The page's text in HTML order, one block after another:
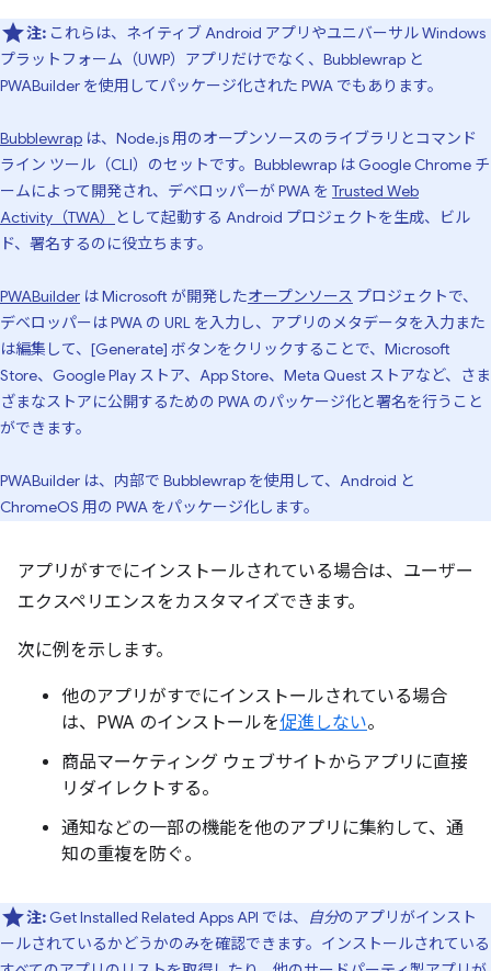
注: これらは、ネイティブ Android アプリやユニバーサル Windows
プラットフォーム（UWP）アプリだけでなく、Bubblewrap と
PWABuilder を使用してパッケージ化された PWA でもあります。
Bubblewrap は、Node.js 用のオープンソースのライブラリとコマンド
ライン ツール（CLI）のセットです。Bubblewrap は Google Chrome チ
ームによって開発され、デベロッパーが PWA を Trusted Web
Activity（TWA）
として起動する Android プロジェクトを生成、ビル
ド、署名するのに役立ちます。
PWABuilder は Microsoft が開発したオープンソース プロジェクトで、
デベロッパーは PWA の URL を入力し、アプリのメタデータを入力また
は編集して、[Generate] ボタンをクリックすることで、Microsoft
Store、Google Play ストア、App Store、Meta Quest ストアなど、さま
ざまなストアに公開するための PWA のパッケージ化と署名を行うこと
ができます。
PWABuilder は、内部で Bubblewrap を使用して、Android と
ChromeOS 用の PWA をパッケージ化します。
アプリがすでにインストールされている場合は、ユーザー
エクスペリエンスをカスタマイズできます。
次に例を示します。
他のアプリがすでにインストールされている場合
は、PWA のインストールを促進しない。
商品マーケティング ウェブサイトからアプリに直接
リダイレクトする。
通知などの一部の機能を他のアプリに集約して、通
知の重複を防ぐ。
注: Get Installed Related Apps API では、 自分のアプリがインスト
ールされているかどうかのみを確認できます。インストールされている